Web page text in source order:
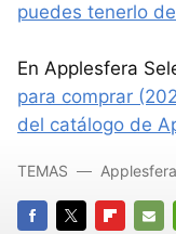
puedes tenerlo
En Applesfera
para comprar
del catálogo de
TEMAS